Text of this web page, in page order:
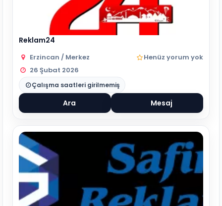
Reklam24
Erzincan / Merkez
Henüz yorum yok
26 Şubat 2026
Çalışma saatleri girilmemiş
Ara Mesaj